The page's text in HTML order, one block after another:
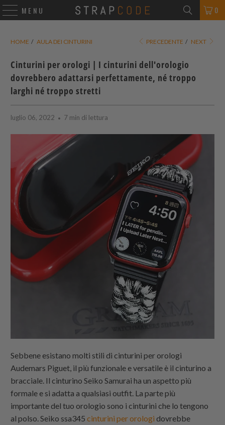
MENU 0
HOME / AULA DEI CINTURINI PRECEDENTE / NEXT
Cinturini per orologi | I cinturini dell'orologio
dovrebbero adattarsi perfettamente, né troppo
larghi né troppo stretti
luglio 06, 2022 7 min di lettura
Sebbene esistano molti stili di cinturini per orologi
Audemars Piguet, il più funzionale e versatile è il cinturino a
bracciale. Il cinturino Seiko Samurai ha un aspetto più
formale e si adatta a qualsiasi outfit. La parte più
importante del tuo orologio sono i cinturini che lo tengono
al polso. Seiko ssa345cinturini per orologi dovrebbe